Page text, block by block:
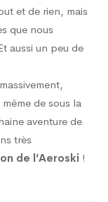
et de rien, mais
que nous
aussi un peu de
de sous la
aventure de
très
de l’Aeroski !